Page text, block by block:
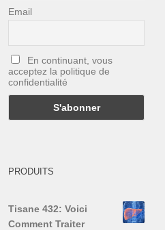
Email
En continuant, vous
acceptez la politique de
confidentialité
PRODUITS
Tisane 432: Voici
Comment Traiter